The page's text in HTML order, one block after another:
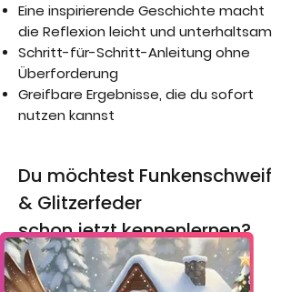
Eine inspirierende Geschichte macht
die Reflexion leicht und unterhaltsam
Schritt-für-Schritt-Anleitung ohne
Überforderung
Greifbare Ergebnisse, die du sofort
nutzen kannst
Du möchtest Funkenschweif
& Glitzerfeder
schon jetzt kennenlernen?